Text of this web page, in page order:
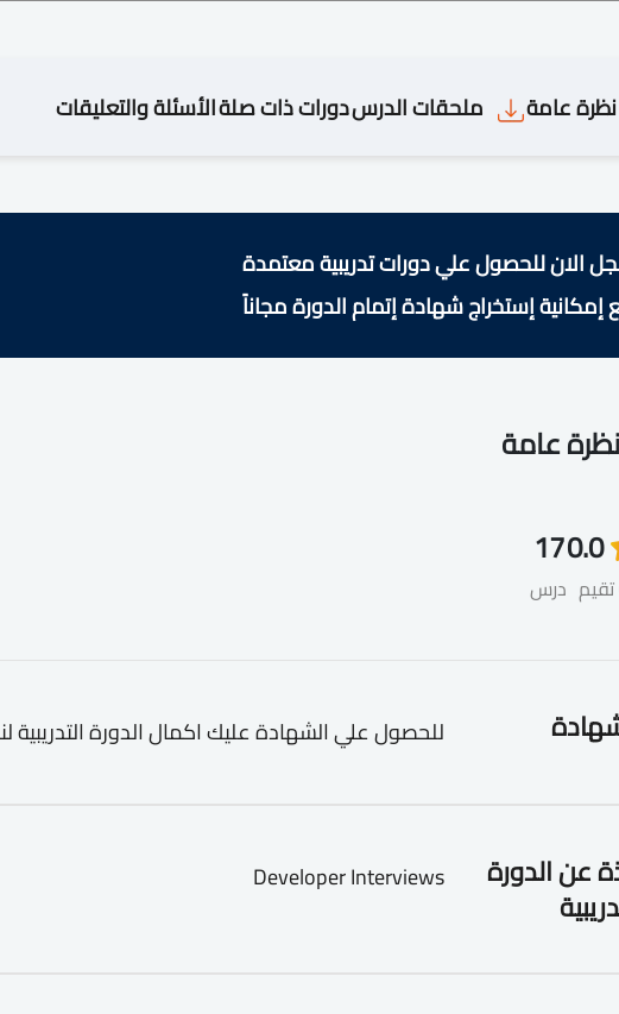
نظرة عامة ملحقات الدرسدورات ذات صلةالأسئلة والتعليقات
الان للحصول علي دورات تدريبية معتمدة
إمكانية إستخراج شهادة إتمام الدورة مجاناً
نظرة عامة
0.0
17
درس
للحصول علي الشهادة عليك اكمال الدورة التدريبية
عن الدورة Developer Interviews